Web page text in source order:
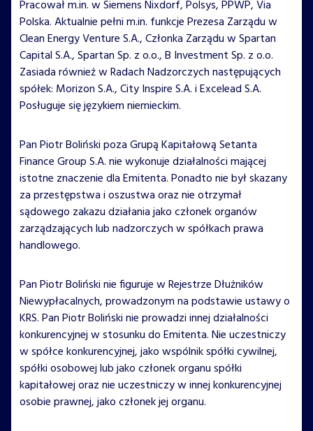
Pracował m.in. w Siemens Nixdorf, Polsys, PPWP, Via
Polska. Aktualnie pełni m.in. funkcje Prezesa Zarządu w
Clean Energy Venture S.A., Członka Zarządu w Spartan
Capital S.A., Spartan Sp. z o.o., B Investment Sp. z o.o.
Zasiada również w Radach Nadzorczych następujących
spółek: Morizon S.A., City Inspire S.A. i Excelead S.A.
Posługuje się językiem niemieckim.
Pan Piotr Boliński poza Grupą Kapitałową Setanta
Finance Group S.A. nie wykonuje działalności mającej
istotne znaczenie dla Emitenta. Ponadto nie był skazany
za przestępstwa i oszustwa oraz nie otrzymał
sądowego zakazu działania jako członek organów
zarządzających lub nadzorczych w spółkach prawa
handlowego.
Pan Piotr Boliński nie figuruje w Rejestrze Dłużników
Niewypłacalnych, prowadzonym na podstawie ustawy o
KRS. Pan Piotr Boliński nie prowadzi innej działalności
konkurencyjnej w stosunku do Emitenta. Nie uczestniczy
w spółce konkurencyjnej, jako wspólnik spółki cywilnej,
spółki osobowej lub jako członek organu spółki
kapitałowej oraz nie uczestniczy w innej konkurencyjnej
osobie prawnej, jako członek jej organu.